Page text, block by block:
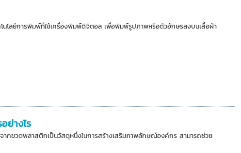
โลยีการพิมพ์ที่ใช้เครื่องพิมพ์ดิจิตอล เพื่อพิมพ์รูปภาพหรือตัวอักษรลงบนเสื้อผ้า
ย่างไร
กขวดพลาสติกเป็นวัสดุหนึ่งในการสร้างเสริมภาพลักษณ์องค์กร สามารถช่วย